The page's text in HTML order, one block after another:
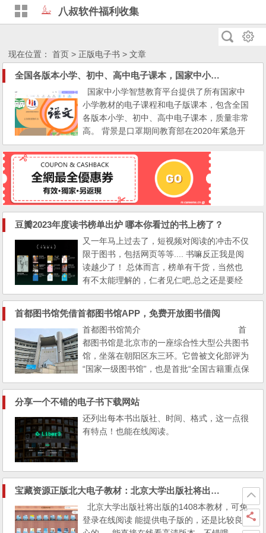
八叔软件福利收集
现在位置：首页 > 正版电子书 > 文章
全国各版本小学、初中、高中电子课本，国家中小学智慧教育平台电子教材全套！
国家中小学智慧教育平台提供了所有国家中
小学教材的电子课程和电子版课本，包含全国
各版本小学、初中、高中电子课本，质量非常
高。 背景是口罩期间教育部在2020年紧急开
发建设了“国家中小学网络云平台”，以实现“停
课不停学”和学生平时自主学习、教师改进课
堂教学的目的。2022年3月28日，包含国家中
小学智慧教育平台在内的国家智慧教育平台正
式上线运行。 全国各版本小学、初中、高
豆瓣2023年度读书榜单出炉 哪本你看过的书上榜了？
又一年马上过去了，短视频对阅读的冲击不仅
限于图书，包括网页等等.... 书嘛反正我是阅
读越少了！ 总体而言，榜单有干货，当然也
有不太能理解的，仁者见仁吧,总之还是要经
常阅读， 想想很多knowhow都大部分来自阅
读而不是短视频！ 1.
《我在北京送快递》｜作者：胡安焉 2.《明亮
的夜晚...
首都图书馆凭借首都图书馆APP，免费开放图书借阅
首都图书馆简介 首
都图书馆是北京市的一座综合性大型公共图书
馆，坐落在朝阳区东三环。它曾被文化部评为
“国家一级图书馆”，也是首批“全国古籍重点保
护单位”。 1 首都图书馆的前身是1913年由鲁
迅等人发起的京师图书分馆、京师通俗图书馆
和中央公园图书阅...
分享一个不错的电子书下载网站
还列出每本书出版社、时间、格式，这一点很
有特点！也能在线阅读。
宝藏资源正版北大电子教材：北京大学出版社将出版的1408本教材，可免登录在线阅读
北京大学出版社将出版的1408本教材，可免
登录在线阅读 能提供电子版的，还是比较良